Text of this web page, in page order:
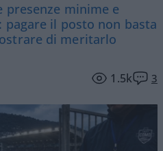
minime e
il posto non basta
di meritarlo
1.5k 3